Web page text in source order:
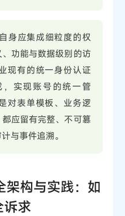
身应集成细粒度的权
功能与数据级别的访
现有的统一身份认证
，实现账号的统一管
对表单模板、业务逻
应留有完整、不可篡
与事件追溯。
构与实践：如
诉求